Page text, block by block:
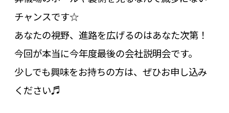
チャンスです☆
あなたの視野、進路を広げるのはあなた次第！
今回が本当に今年度最後の会社説明会です。
少しでも興味をお持ちの方は、ぜひお申し込み
ください♬